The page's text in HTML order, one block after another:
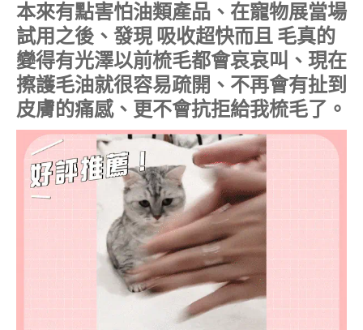
本來有點害怕油類產品、在寵物展當場
試用之後、發現 吸收超快而且 毛真的
變得有光澤以前梳毛都會哀哀叫、現在
擦護毛油就很容易疏開、不再會有扯到
皮膚的痛感、更不會抗拒給我梳毛了。